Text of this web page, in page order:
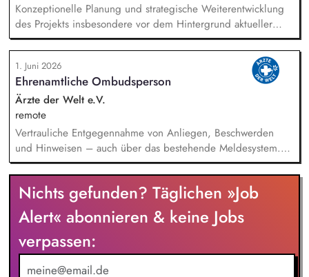
Konzeptionelle Planung und strategische Weiterentwicklung
des Projekts insbesondere vor dem Hintergrund aktueller
politischer Entwicklungen in den Projektregionen,
Öffentlichkeitsarbeit Print und web in Deutsch und Englisch,
Vertretung des Projekts bei Vorträgen, Netzwerk- u.
Fundraisingveranstaltungen, Weiterentwicklung des
Privatspendenfundraisings, regelmäßige Kommunikation mit
und das Gewinnen von (neuen) Spender*innen, Organisation
und Begleitung der etwa jährlich stattfindenden
Dialogseminare.
1. Juni 2026
Ehrenamtliche Ombudsperson
Ärzte der Welt e.V.
remote
Vertrauliche Entgegennahme von Anliegen, Beschwerden
und Hinweisen – auch über das bestehende Meldesystem.
Vermittlung bei Konflikten und Unterstützung bei
Klärungsprozessen. Konzeption und Durchführung von
Schulungen und Sensibilisierungsformaten. Mitwirkung an der
Weiterentwicklung von Leitlinien, Verhaltenskodizes und dem
Meldesystem. Förderung einer offenen Feedback- und
Beschwerdekultur innerhalb der Organisation.
Nichts gefunden? Täglichen »Job
Alert« abonnieren & keine Jobs
verpassen: